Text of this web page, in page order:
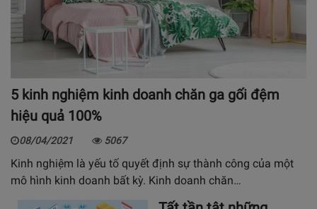
5 kinh nghiệm kinh doanh chăn ga gối đệm
hiệu quả 100%
08/04/2021 5067
Kinh nghiệm là yếu tố quyết định sự thành công của một
mô hình kinh doanh bất kỳ. Kinh doanh chăn…